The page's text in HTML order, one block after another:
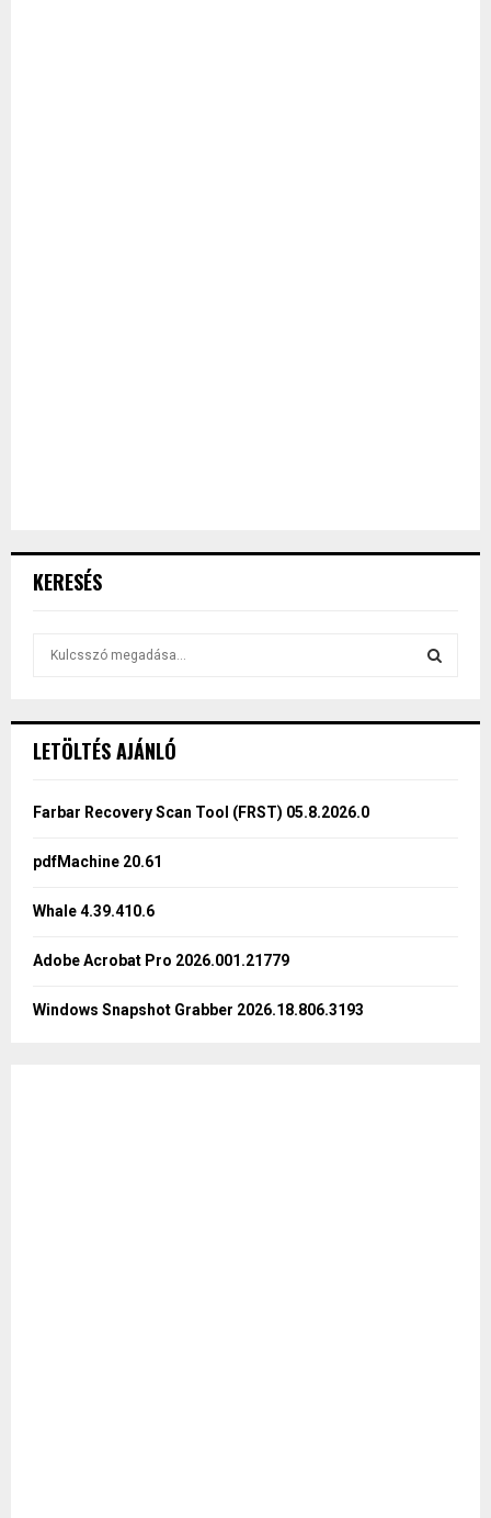
KERESÉS
h
o
LETÖLTÉS AJÁNLÓ
Farbar Recovery Scan Tool (FRST) 05.8.2026.0
pdfMachine 20.61
Whale 4.39.410.6
Adobe Acrobat Pro 2026.001.21779
Windows Snapshot Grabber 2026.18.806.3193